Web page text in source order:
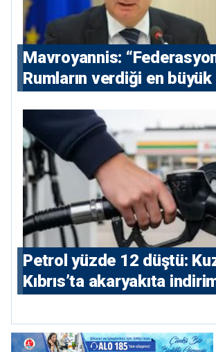
Mavroyannis:
Rumların verdiği en
Petrol yüzde 12 düştü:
Kıbrıs’ta akaryakıta